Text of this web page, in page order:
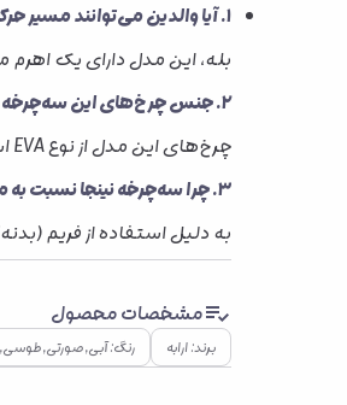
۱. آیا والدین می‌توانند مسیر حرکت سه‌چرخه را کنترل کنند؟
بله، این مدل دارای یک
۲. جنس چرخ‌های این سه‌چرخه چیست و چه مزایایی دارد؟
چرخ‌های این مدل از نوع EVA است که نسبت به چرخ‌های پلاستیکی معمولی، سبک‌تر بوده و حرکت نرم‌تر و کم‌صداتری را فراهم می‌کند.
۳. چرا سه‌چرخه نینجا نسبت به مدل‌های پلاستیکی بازار بادوام‌تر است؟
به دلیل استفاده از فریم
مشخصات محصول
برند: ارابه رنگ: آبی, صورتی,